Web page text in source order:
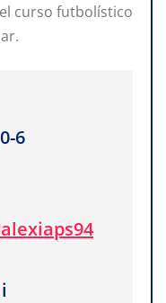
curso futbolístico
0-6
i